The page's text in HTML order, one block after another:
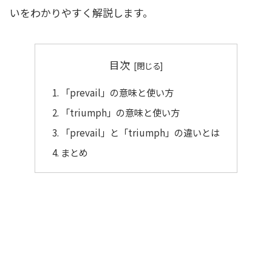
いをわかりやすく解説します。
目次
「prevail」の意味と使い方
「triumph」の意味と使い方
「prevail」と「triumph」の違いとは
まとめ